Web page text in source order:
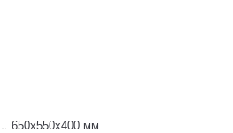
650x550x400 мм